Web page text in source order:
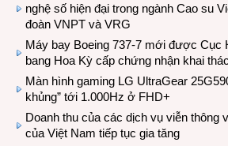
nghệ số hiện đại trong ngành Cao su
đoàn VNPT và VRG
Máy bay Boeing 737-7 mới được Cục
bang Hoa Kỳ cấp chứng nhận khai
Màn hình gaming LG UltraGear
khủng” tới 1.000Hz ở FHD+
Doanh thu của các dịch vụ viễn thông
của Việt Nam tiếp tục gia tăng